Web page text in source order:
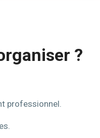
?
professionnel.